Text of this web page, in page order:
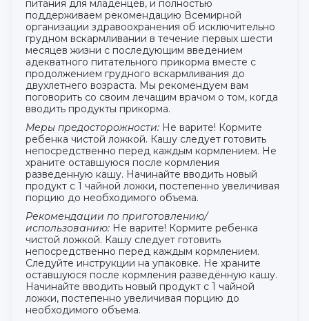
питания для младенцев, и полностью
поддерживаем рекомендацию Всемирной
организации здравоохранения об исключительно
грудном вскармливании в течение первых шести
месяцев жизни с последующим введением
адекватного питательного прикорма вместе с
продолжением грудного вскармливания до
двухлетнего возраста. Мы рекомендуем вам
поговорить со своим лечащим врачом о том, когда
вводить продукты прикорма.
Меры предосторожности: Не варите! Кормите
ребенка чистой ложкой. Кашу следует готовить
непосредственно перед каждым кормлением. Не
храните оставшуюся после кормления
разведенную кашу. Начинайте вводить новый
продукт с 1 чайной ложки, постепенно увеличивая
порцию до необходимого объема.
Рекомендации по приготовлению/
использованию: Не варите! Кормите ребенка
чистой ложкой. Кашу следует готовить
непосредственно перед каждым кормлением.
Следуйте инструкции на упаковке. Не храните
оставшуюся после кормления разведённую кашу.
Начинайте вводить новый продукт с 1 чайной
ложки, постепенно увеличивая порцию до
необходимого объема.